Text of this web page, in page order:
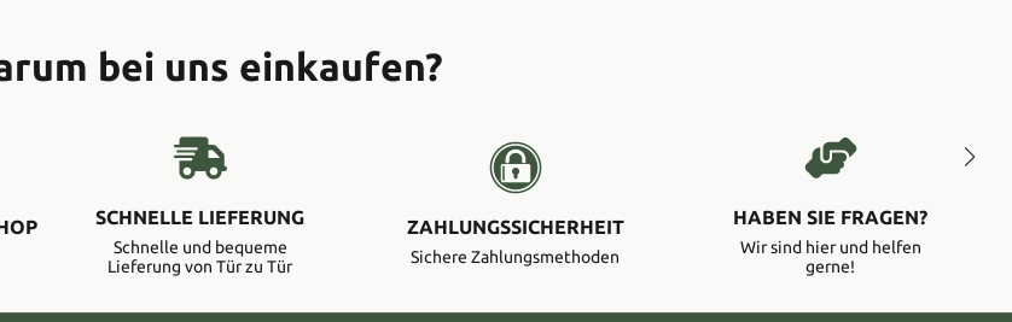
bei uns einkaufen?
SCHNELLE LIEFERUNG
Schnelle und bequeme
Lieferung von Tür zu Tür
ZAHLUNGSSICHERHEIT
Sichere Zahlungsmethoden
HABEN SIE FRAGEN?
Wir sind hier und helfen
gerne!